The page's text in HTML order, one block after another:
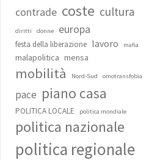
contrade coste cultura
diritti donne europa
festa della liberazione lavoro mafia
malapolitica mensa
mobilità Nord-Sud omotransfobia
pace piano casa
POLITICA LOCALE politica mondiale
politica nazionale
politica regionale